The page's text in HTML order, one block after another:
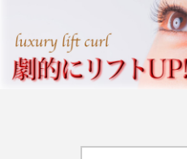
SNSの「加工顔」と美容医療｜AI
がもたらす可能性とこれから
2026.07.13